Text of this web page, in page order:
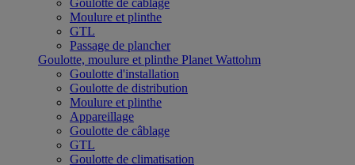
Goulotte de câblage
Moulure et plinthe
GTL
Passage de plancher
Goulotte, moulure et plinthe Planet Wattohm
Goulotte d'installation
Goulotte de distribution
Moulure et plinthe
Appareillage
Goulotte de câblage
GTL
Goulotte de climatisation